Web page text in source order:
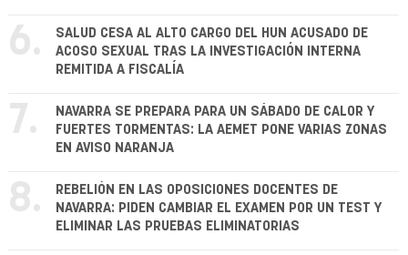
6.
SALUD CESA AL ALTO CARGO DEL HUN ACUSADO DE
ACOSO SEXUAL TRAS LA INVESTIGACIÓN INTERNA
REMITIDA A FISCALÍA
7.
NAVARRA SE PREPARA PARA UN SÁBADO DE CALOR Y
FUERTES TORMENTAS: LA AEMET PONE VARIAS ZONAS
EN AVISO NARANJA
8.
REBELIÓN EN LAS OPOSICIONES DOCENTES DE
NAVARRA: PIDEN CAMBIAR EL EXAMEN POR UN TEST Y
ELIMINAR LAS PRUEBAS ELIMINATORIAS